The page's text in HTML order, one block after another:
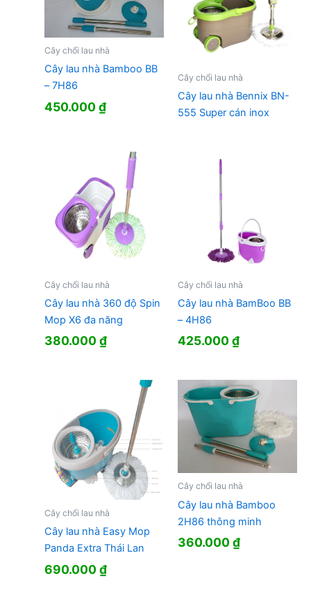
Cây chổi lau nhà
Cây lau nhà Bamboo BB
– 7H86
450.000₫
Cây chổi lau nhà
Cây lau nhà Bennix BN-
555 Super cán inox
Cây chổi lau nhà
Cây lau nhà 360 độ Spin
Mop X6 đa năng
380.000₫
Cây chổi lau nhà
Cây lau nhà BamBoo BB
– 4H86
425.000₫
Cây chổi lau nhà
Cây lau nhà Easy Mop
Panda Extra Thái Lan
690.000₫
Cây chổi lau nhà
Cây lau nhà Bamboo
2H86 thông minh
360.000₫